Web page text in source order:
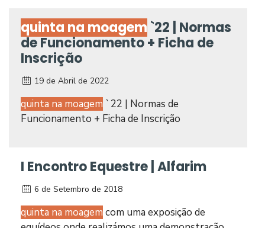
quinta na moagem`22 | Normas
de Funcionamento + Ficha de
Inscrição
19 de Abril de 2022
quinta na moagem `22 | Normas de
Funcionamento + Ficha de Inscrição
I Encontro Equestre | Alfarim
6 de Setembro de 2018
quinta na moagem com uma exposição de